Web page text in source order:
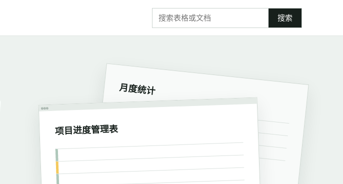
搜索
月度统计
项目进度管理表